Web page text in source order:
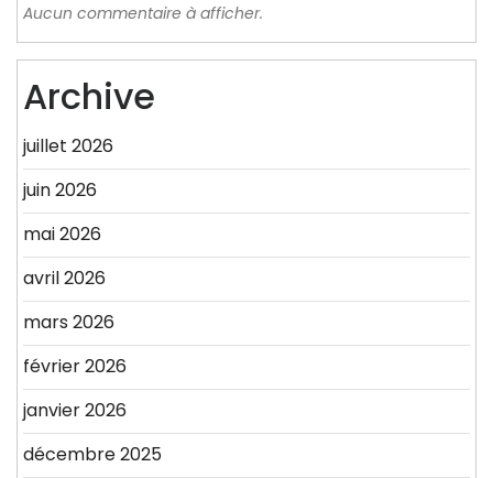
Aucun commentaire à afficher.
Archive
juillet 2026
juin 2026
mai 2026
avril 2026
mars 2026
février 2026
janvier 2026
décembre 2025